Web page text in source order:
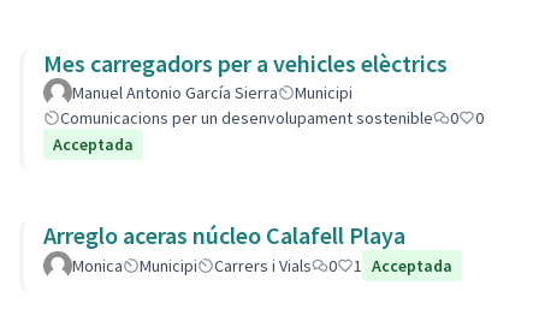
Mes carregadors per a vehicles elèctrics
Manuel Antonio García Sierra
Municipi
Comunicacions per un desenvolupament sostenible
0
0
Acceptada
Arreglo aceras núcleo Calafell Playa
Monica Municipi Carrers i Vials 0 1 Acceptada